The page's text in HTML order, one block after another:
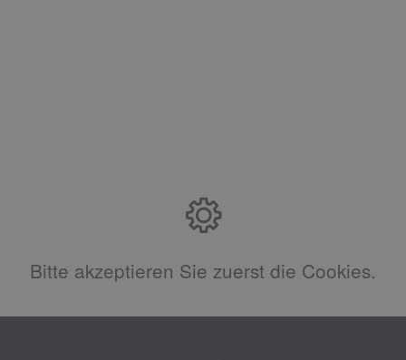
Bitte akzeptieren Sie zuerst die Cookies.